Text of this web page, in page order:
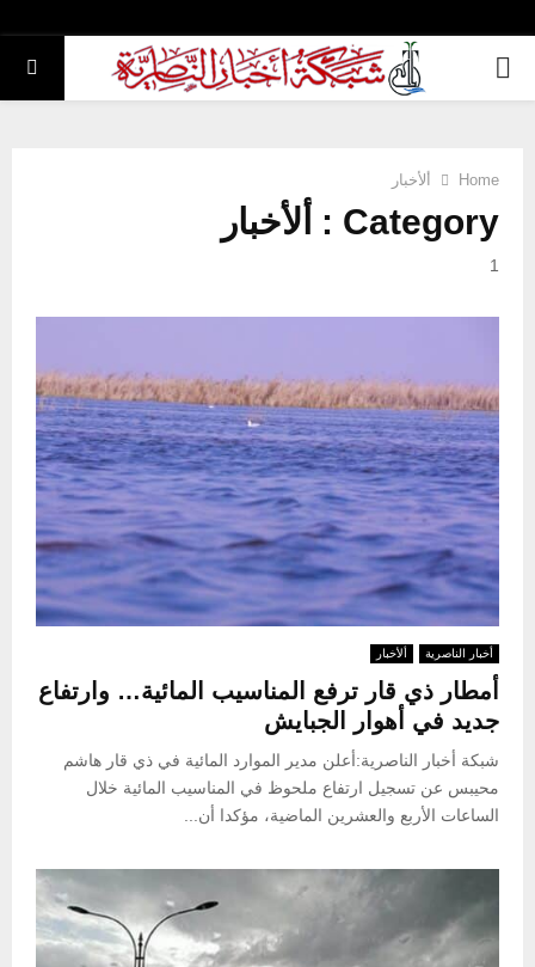
PRIMARY
Home ألأخبار
Category : ألأخبار
1
أخبار الناصرية ألأخبار
أمطار ذي قار ترفع المناسيب المائية… وارتفاع
جديد في أهوار الجبايش
شبكة أخبار الناصرية:أعلن مدير الموارد المائية في ذي قار هاشم
محيبس عن تسجيل ارتفاع ملحوظ في المناسيب المائية خلال
الساعات الأربع والعشرين الماضية، مؤكدا أن...